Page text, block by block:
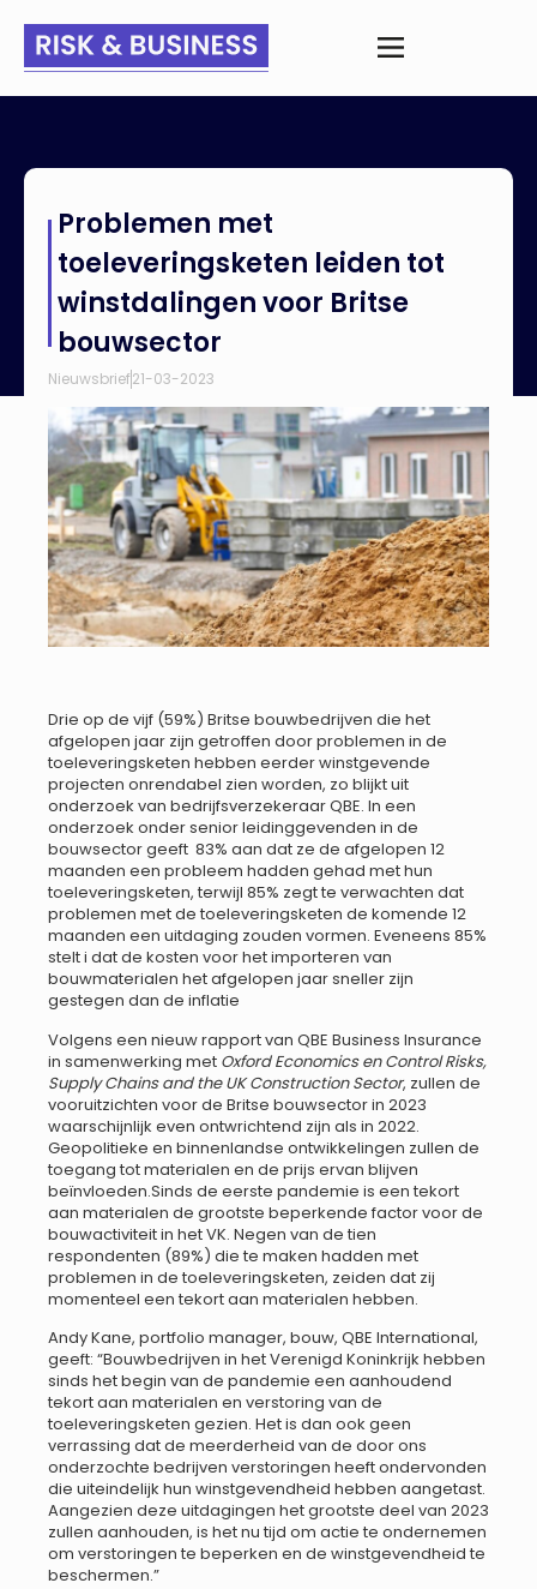
winstdalingen voor Britse bouwsector
Problemen met
toeleveringsketen leiden tot
winstdalingen voor Britse
bouwsector
Nieuwsbrief21-03-2023
Drie op de vijf (59%) Britse bouwbedrijven die het
afgelopen jaar zijn getroffen door problemen in de
toeleveringsketen hebben eerder winstgevende
projecten onrendabel zien worden, zo blijkt uit
onderzoek van bedrijfsverzekeraar QBE. In een
onderzoek onder senior leidinggevenden in de
bouwsector geeft 83% aan dat ze de afgelopen 12
maanden een probleem hadden gehad met hun
toeleveringsketen, terwijl 85% zegt te verwachten dat
problemen met de toeleveringsketen de komende 12
maanden een uitdaging zouden vormen. Eveneens 85%
stelt i dat de kosten voor het importeren van
bouwmaterialen het afgelopen jaar sneller zijn
gestegen dan de inflatie
Volgens een nieuw rapport van QBE Business Insurance
in samenwerking met Oxford Economics en Control Risks,
Supply Chains and the UK Construction Sector, zullen de
vooruitzichten voor de Britse bouwsector in 2023
waarschijnlijk even ontwrichtend zijn als in 2022.
Geopolitieke en binnenlandse ontwikkelingen zullen de
toegang tot materialen en de prijs ervan blijven
beïnvloeden.Sinds de eerste pandemie is een tekort
aan materialen de grootste beperkende factor voor de
bouwactiviteit in het VK. Negen van de tien
respondenten (89%) die te maken hadden met
problemen in de toeleveringsketen, zeiden dat zij
momenteel een tekort aan materialen hebben.
Andy Kane, portfolio manager, bouw, QBE International,
geeft: “Bouwbedrijven in het Verenigd Koninkrijk hebben
sinds het begin van de pandemie een aanhoudend
tekort aan materialen en verstoring van de
toeleveringsketen gezien. Het is dan ook geen
verrassing dat de meerderheid van de door ons
onderzochte bedrijven verstoringen heeft ondervonden
die uiteindelijk hun winstgevendheid hebben aangetast.
Aangezien deze uitdagingen het grootste deel van 2023
zullen aanhouden, is het nu tijd om actie te ondernemen
om verstoringen te beperken en de winstgevendheid te
beschermen.”